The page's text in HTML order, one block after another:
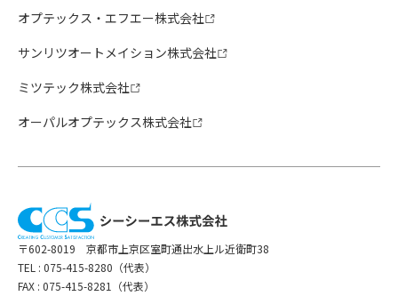
オプテックス・エフエー株式会社
サンリツオートメイション株式会社
ミツテック株式会社
オーパルオプテックス株式会社
〒602-8019 京都市上京区室町通出水上ル近衛町38
TEL : 075-415-8280（代表）
FAX : 075-415-8281（代表）